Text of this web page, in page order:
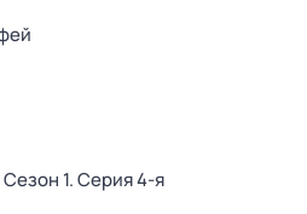
Сезон 1. Серия 4-я